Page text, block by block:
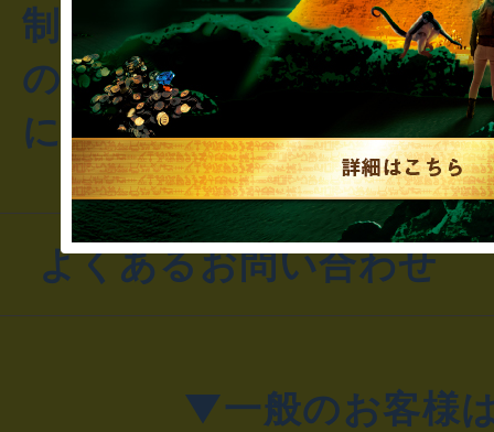
制作のご相談・コラボレ
のお客様からのご質問や
にお問い合わせください
よくあるお問い合わせ
▼一般のお客様